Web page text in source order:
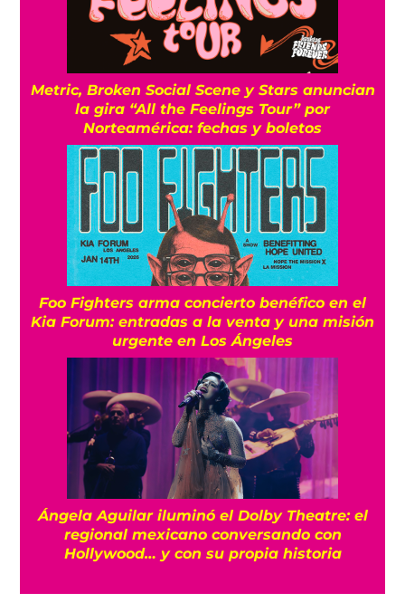
Metric, Broken Social Scene y Stars anuncian
la gira “All the Feelings Tour” por
Norteamérica: fechas y boletos
Foo Fighters arma concierto benéfico en el
Kia Forum: entradas a la venta y una misión
urgente en Los Ángeles
Ángela Aguilar iluminó el Dolby Theatre: el
regional mexicano conversando con
Hollywood… y con su propia historia